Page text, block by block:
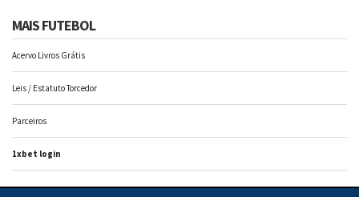
MAIS FUTEBOL
Acervo Livros Grátis
Leis / Estatuto Torcedor
Parceiros
1xbet login